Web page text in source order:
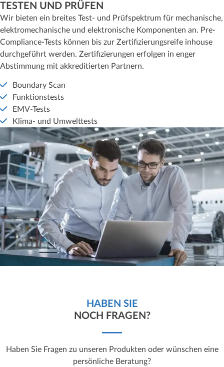
TESTEN UND PRÜFEN
Wir bieten ein breites Test- und Prüfspektrum für mechanische,
elektromechanische und elektronische Komponenten an. Pre-
Compliance-Tests können bis zur Zertifizierungsreife inhouse
durchgeführt werden. Zertifizierungen erfolgen in enger
Abstimmung mit akkreditierten Partnern.
Boundary Scan
Funktionstests
EMV-Tests
Klima- und Umwelttests
HABEN SIE
NOCH FRAGEN?
Haben Sie Fragen zu unseren Produkten oder wünschen eine
persönliche Beratung?